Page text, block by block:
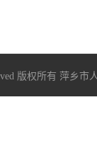
版权所有 萍乡